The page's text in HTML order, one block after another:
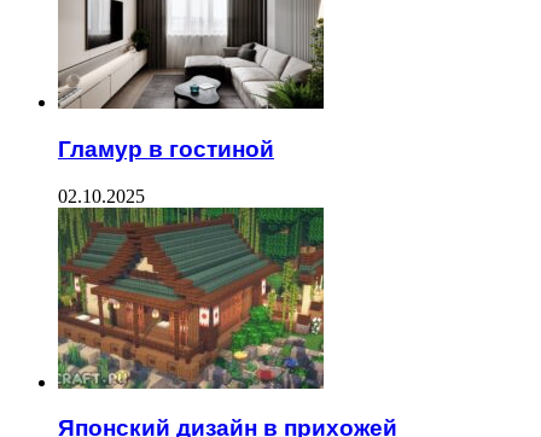
Гламур в гостиной
02.10.2025
Японский дизайн в прихожей